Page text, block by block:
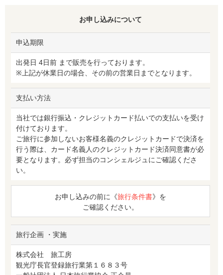
お申し込みについて
申込期限
出発日 4日前 まで販売を行っております。
※上記が休業日の場合、その前の営業日までとなります。
支払い方法
当社では銀行振込・クレジットカード払いでの支払いを受け
付けております。
ご旅行に参加しないお客様名義のクレジットカードで決済を
行う際は、カード名義人のクレジットカード決済同意書が必
要となります。必ず担当のコンシェルジュにご確認くださ
い。
お申し込みの前に《旅行条件書》を
ご確認ください。
旅行企画 ・実施
株式会社 旅工房
観光庁長官登録旅行業第１６８３号